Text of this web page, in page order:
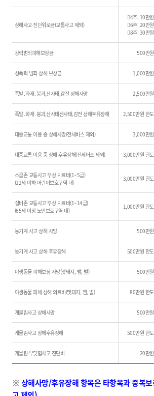
상해사고 진단위로금(교통사고 제외)
4주: 10만원
6주: 20만원
8주: 30만원
강력범죄피해보상금 500만원
성폭력 범죄 상해 보상금 1,000만원
폭발․화재․붕괴,산사태,감전 상해사망 2,500만원
폭발․화재․붕괴,산사태산사태,감전 상해후유장해 2,500만원 한도
대중교통 이용 중 상해사망(전세버스 제외) 3,000만원
대중교통 이용 중 상해 후유장해(전세버스 제외) 3,000만원 한도
스쿨존 교통사고 부상 치료비(1~5급)
(12세 이하 어린이보호구역 내)
3,000만원 한도
실버존 교통사고 부상 치료비(1~14급)
(65세 이상 노인보호구역 내)
1,000만원 한도
농기계 사고 상해 사망 500만원
농기계 사고 상해 후유장해 500만원 한도
야생동물 피해보상 사망(멧돼지, 뱀, 벌) 500만원
야생동물 피해 상해 의료비(멧돼지, 뱀, 벌) 80만원 한도
개물림사고 상해사망 500만원
개물림사고 상해후유장해 500만원 한도
개물림·부딪힘사고 진단비 20만원
※ 상해사망/후유장해 항목은 타항목과 중복